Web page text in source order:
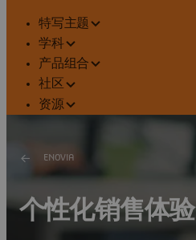
特写主题
学科
产品组合
社区
资源
ENOVIA
个性化销售体验